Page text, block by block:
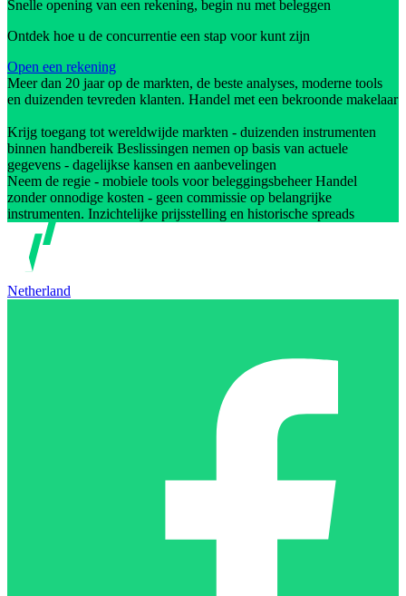
Snelle opening van een rekening, begin nu met beleggen
Ontdek hoe u de concurrentie een stap voor kunt zijn
Open een rekening
Meer dan 20 jaar op de markten, de beste analyses, moderne tools
en duizenden tevreden klanten. Handel met een bekroonde makelaar
Krijg toegang tot wereldwijde markten - duizenden instrumenten
binnen handbereik Beslissingen nemen op basis van actuele
gegevens - dagelijkse kansen en aanbevelingen
Neem de regie - mobiele tools voor beleggingsbeheer Handel
zonder onnodige kosten - geen commissie op belangrijke
instrumenten. Inzichtelijke prijsstelling en historische spreads
Netherland